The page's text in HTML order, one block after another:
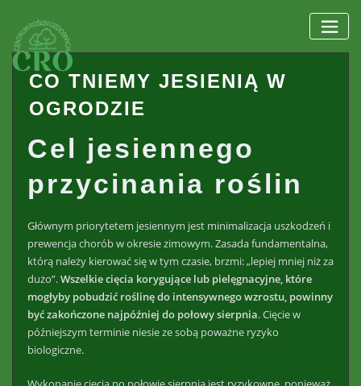
content
CO TNIEMY JESIENIĄ W
OGRODZIE
Cel jesiennego
przycinania roślin
Głównym priorytetem jesiennym jest minimalizacja uszkodzeń i
prewencja chorób w okresie zimowym. Zasada fundamentalna,
którą należy kierować się w tym czasie, brzmi: „lepiej mniej niż za
dużo”.Wszelkie cięcia korygujące lub pielęgnacyjne, które
mogłyby pobudzić roślinę do intensywnego wzrostu, powinny
być zakończone najpóźniej do połowy sierpnia. Cięcie w
późniejszym terminie niesie ze sobą poważne ryzyko
biologiczne.